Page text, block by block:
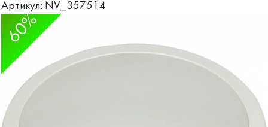
Артикул: NV_357514
60%